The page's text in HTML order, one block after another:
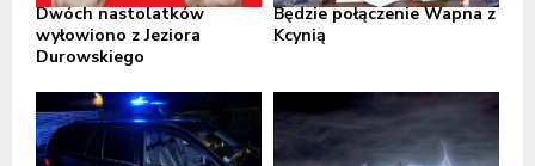
Dwóch nastolatków
wyłowiono z Jeziora
Durowskiego
Będzie połączenie Wapna z
Kcynią